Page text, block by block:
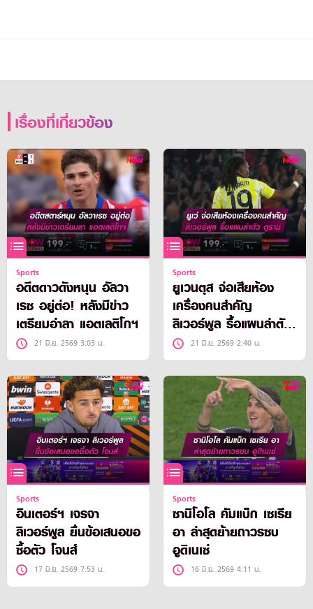
เรื่องที่เกี่ยวข้อง
Sports
อดีตดาวดังหนุน อัลวา
เรซ อยู่ต่อ! หลังมีข่าว
เตรียมอำลา แอตเลติโกฯ
21 มิ.ย. 2569 3:03 น.
Sports
ยูเวนตุส จ่อเสียห้อง
เครื่องคนสำคัญ
ลิเวอร์พูล รื้อแผนล่าตัว
ตูราม อีกครั้ง
21 มิ.ย. 2569 2:40 น.
Sports
อินเตอร์ฯ เจรจา
ลิเวอร์พูล ยื่นข้อเสนอขอ
ซื้อตัว โจนส์
17 มิ.ย. 2569 7:53 น.
Sports
ซานิโอโล คัมแบ็ก เซเรีย
อา ล่าสุดย้ายถาวรซบ
อูดิเนเซ่
16 มิ.ย. 2569 4:11 น.